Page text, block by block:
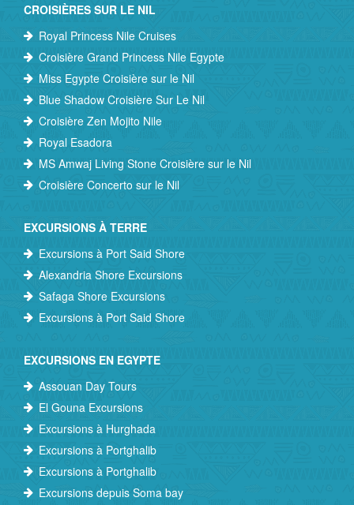
CROISIÈRES SUR LE NIL
Royal Princess Nile Cruises
Croisière Grand Princess Nile Egypte
Miss Egypte Croisière sur le Nil
Blue Shadow Croisière Sur Le Nil
Croisière Zen Mojito Nile
Royal Esadora
MS Amwaj Living Stone Croisière sur le Nil
Croisière Concerto sur le Nil
EXCURSIONS À TERRE
Excursions à Port Said Shore
Alexandria Shore Excursions
Safaga Shore Excursions
Excursions à Port Said Shore
EXCURSIONS EN EGYPTE
Assouan Day Tours
El Gouna Excursions
Excursions à Hurghada
Excursions à Portghalib
Excursions à Portghalib
Excursions depuis Soma bay